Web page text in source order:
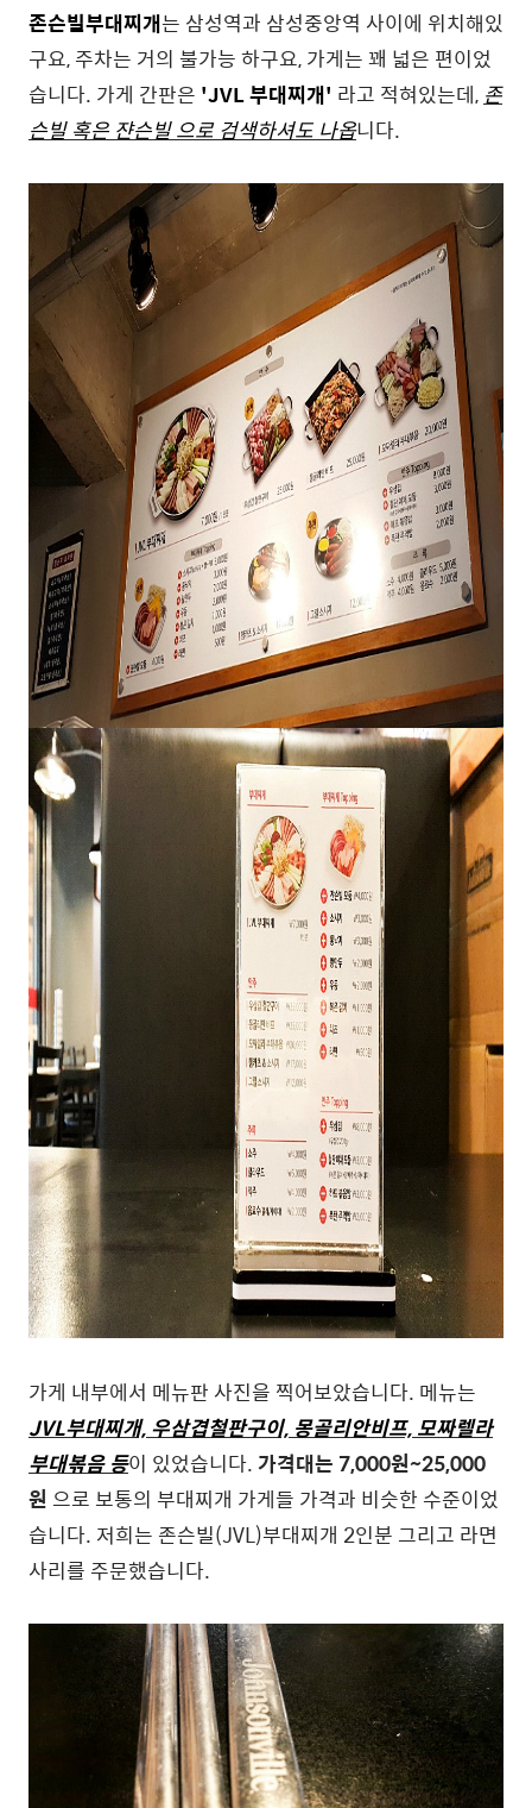
존슨빌부대찌개는 삼성역과 삼성중앙역 사이에 위치해있
구요, 주차는 거의 불가능 하구요, 가게는 꽤 넓은 편이었
습니다. 가게 간판은 'JVL 부대찌개' 라고 적혀있는데, 존
슨빌 혹은 쟌슨빌 으로 검색하셔도 나옵니다.
가게 내부에서 메뉴판 사진을 찍어보았습니다. 메뉴는
JVL부대찌개, 우삼겹철판구이, 몽골리안비프, 모짜렐라
부대볶음 등이 있었습니다.가격대는 7,000원~25,000
원으로 보통의 부대찌개 가게들 가격과 비슷한 수준이었
습니다. 저희는 존슨빌(JVL)부대찌개 2인분 그리고 라면
사리를 주문했습니다.